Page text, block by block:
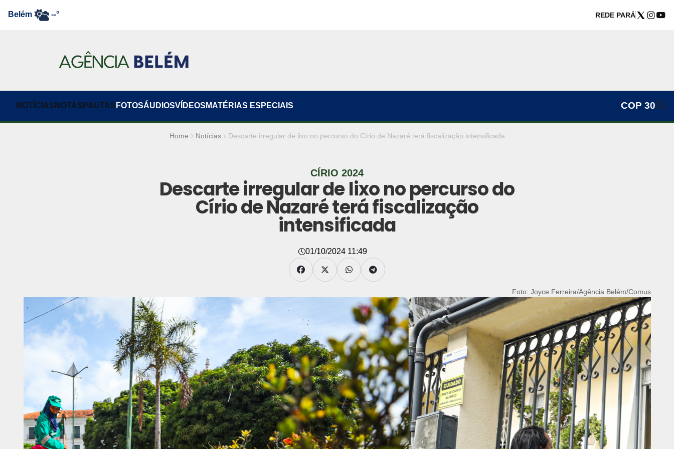
Belém --° REDE PARÁ
NOTÍCIAS NOTAS PAUTAS FOTOSÁUDIOSVÍDEOS MATÉRIAS ESPECIAIS COP 30
Home Notícias Descarte irregular de lixo no percurso do Círio de Nazaré terá fiscalização intensificada
CÍRIO 2024
Descarte irregular de lixo no percurso do
Círio de Nazaré terá fiscalização
intensificada
01/10/2024 11:49
Foto: Joyce Ferreira/Agência Belém/Comus